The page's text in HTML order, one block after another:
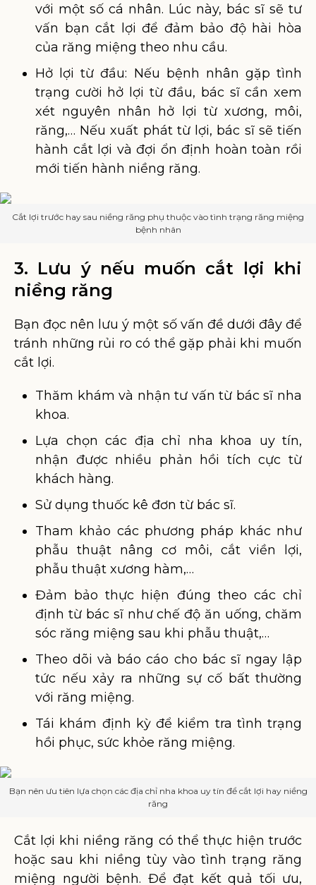
với một số cá nhân. Lúc này, bác sĩ sẽ tư
vấn bạn cắt lợi để đảm bảo độ hài hòa
của răng miệng theo nhu cầu.
Hở lợi từ đầu: Nếu bệnh nhân gặp tình
trạng cười hở lợi từ đầu, bác sĩ cần xem
xét nguyên nhân hở lợi từ xương, môi,
răng,… Nếu xuất phát từ lợi, bác sĩ sẽ tiến
hành cắt lợi và đợi ổn định hoàn toàn rồi
mới tiến hành niềng răng.
Cắt lợi trước hay sau niềng răng phụ thuộc vào tình trạng răng miệng
bệnh nhân
3. Lưu ý nếu muốn cắt lợi khi
niềng răng
Bạn đọc nên lưu ý một số vấn đề dưới đây để
tránh những rủi ro có thể gặp phải khi muốn
cắt lợi.
Thăm khám và nhận tư vấn từ bác sĩ nha
khoa.
Lựa chọn các địa chỉ nha khoa uy tín,
nhận được nhiều phản hồi tích cực từ
khách hàng.
Sử dụng thuốc kê đơn từ bác sĩ.
Tham khảo các phương pháp khác như
phẫu thuật nâng cơ môi, cắt viền lợi,
phẫu thuật xương hàm,…
Đảm bảo thực hiện đúng theo các chỉ
định từ bác sĩ như chế độ ăn uống, chăm
sóc răng miệng sau khi phẫu thuật,…
Theo dõi và báo cáo cho bác sĩ ngay lập
tức nếu xảy ra những sự cố bất thường
với răng miệng.
Tái khám định kỳ để kiểm tra tình trạng
hồi phục, sức khỏe răng miệng.
Bạn nên ưu tiên lựa chọn các địa chỉ nha khoa uy tín để cắt lợi hay niềng
răng
Cắt lợi khi niềng răng có thể thực hiện trước
hoặc sau khi niềng tùy vào tình trạng răng
miệng người bệnh. Để đạt kết quả tối ưu,